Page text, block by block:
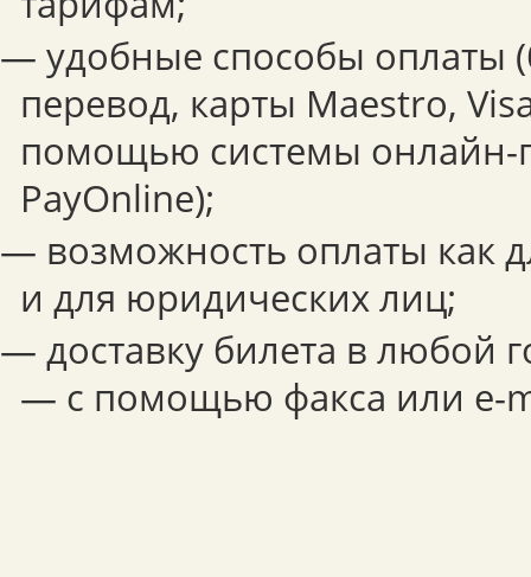
— удобные способы оплаты
перевод, карты Maestro,
помощью системы онлайн-
PayOnline);
— возможность оплаты как
и для юридических лиц;
— доставку билета в любой
— с помощью факса или e-